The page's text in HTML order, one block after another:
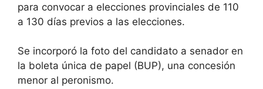
para convocar a elecciones provinciales de 110
a 130 días previos a las elecciones.
Se incorporó la foto del candidato a senador en
la boleta única de papel (BUP), una concesión
menor al peronismo.